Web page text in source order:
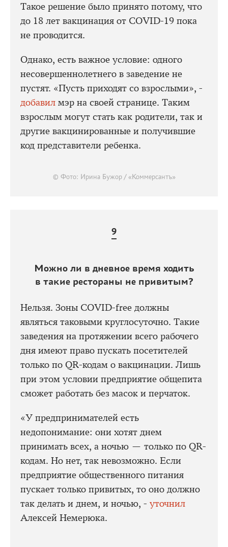
Такое решение было принято потому, что
до 18 лет вакцинация от COVID-19 пока
не проводится.
Однако, есть важное условие: одного
несовершеннолетнего в заведение не
пустят. «Пусть приходят со взрослыми», -
добавил мэр на своей странице. Таким
взрослым могут стать как родители, так и
другие вакцинированные и получившие
код представители ребенка.
© Фото: Ирина Бужор / «Коммерсантъ»
Можно ли в дневное время ходить
в такие рестораны не привитым?
Нельзя. Зоны COVID-free должны
являться таковыми круглосуточно. Такие
заведения на протяжении всего рабочего
дня имеют право пускать посетителей
только по QR-кодам о вакцинации. Лишь
при этом условии предприятие общепита
сможет работать без масок и перчаток.
«У предпринимателей есть
недопонимание: они хотят днем
принимать всех, а ночью — только по QR-
кодам. Но нет, так невозможно. Если
предприятие общественного питания
пускает только привитых, то оно должно
так делать и днем, и ночью, - уточнил
Алексей Немерюка.